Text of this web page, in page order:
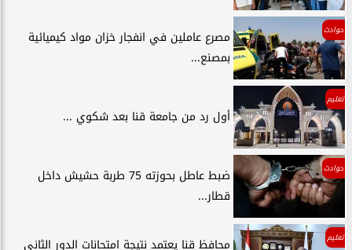
حوادث
مصرع عاملين في انفجار خزان مواد كيميائية
بمصنع...
تعليم
أول رد من جامعة قنا بعد شكوي ...
حوادث
ضبط عاطل بحوزته 75 طربة حشيش داخل
قطار...
تعليم
محافظ قنا يعتمد نتيجة امتحانات الدور الثاني